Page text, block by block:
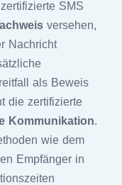
SMS
versehen,
Nachricht
als Beweis
die zertifizierte
Kommunikation.
wie dem
Empfänger in